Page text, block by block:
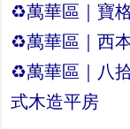
♻︎萬華區｜寶
♻︎萬華區｜西
♻︎萬華區｜八
式木造平房